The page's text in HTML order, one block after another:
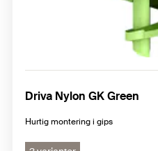
Driva Nylon GK Green
Hurtig montering i gips